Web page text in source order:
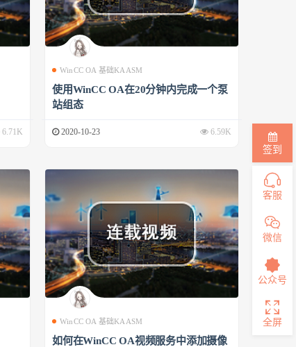
6.71K
WinCC OA 基础KAASM
使用WinCC OA在20分钟内完成一个泵
站组态
2020-10-23 6.59K
WinCC OA 基础KAASM
如何在WinCC OA视频服务中添加摄像
签到
客服
微信
公众号
全屏